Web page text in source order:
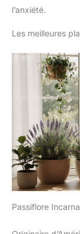
l’anxiété.
Les meilleures
Passiflore